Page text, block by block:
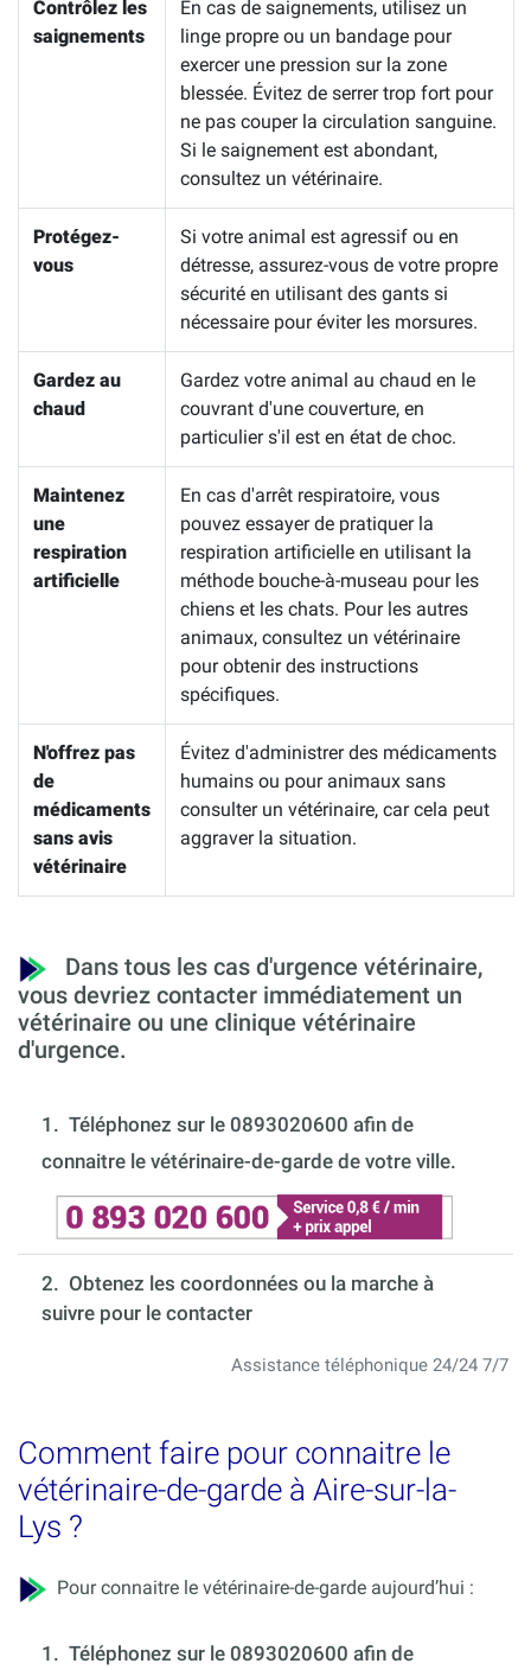
Contrôlez les
saignements
En cas de saignements, utilisez un
linge propre ou un bandage pour
exercer une pression sur la zone
blessée. Évitez de serrer trop fort pour
ne pas couper la circulation sanguine.
Si le saignement est abondant,
consultez un vétérinaire.
Protégez-
vous
Si votre animal est agressif ou en
détresse, assurez-vous de votre propre
sécurité en utilisant des gants si
nécessaire pour éviter les morsures.
Gardez au
chaud
Gardez votre animal au chaud en le
couvrant d'une couverture, en
particulier s'il est en état de choc.
Maintenez
une
respiration
artificielle
En cas d'arrêt respiratoire, vous
pouvez essayer de pratiquer la
respiration artificielle en utilisant la
méthode bouche-à-museau pour les
chiens et les chats. Pour les autres
animaux, consultez un vétérinaire
pour obtenir des instructions
spécifiques.
N'offrez pas
de
médicaments
sans avis
vétérinaire
Évitez d'administrer des médicaments
humains ou pour animaux sans
consulter un vétérinaire, car cela peut
aggraver la situation.
Dans tous les cas d'urgence vétérinaire,
vous devriez contacter immédiatement un
vétérinaire ou une clinique vétérinaire
d'urgence.
1. Téléphonez sur le 0893020600 afin de
connaitre le vétérinaire-de-garde de votre ville.
2. Obtenez les coordonnées ou la marche à
suivre pour le contacter
Assistance téléphonique 24/24 7/7
Comment faire pour connaitre le
vétérinaire-de-garde à Aire-sur-la-
Lys ?
Pour connaitre le vétérinaire-de-garde aujourd’hui :
1. Téléphonez sur le 0893020600 afin de